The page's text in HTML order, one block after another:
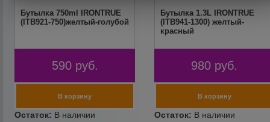
Бутылка 750ml IRONTRUE
(ITB921-750)желтый-голубой
590 руб.
Бутылка 1.3L IRONTRUE
(ITB941-1300) желтый-
красный
980 руб.